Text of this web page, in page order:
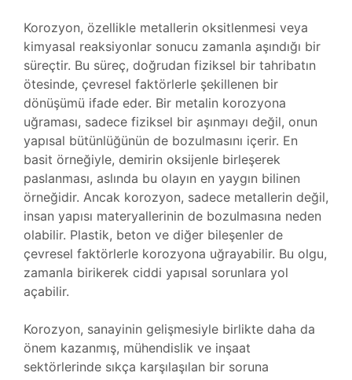
Korozyon, özellikle metallerin oksitlenmesi veya
kimyasal reaksiyonlar sonucu zamanla aşındığı bir
süreçtir. Bu süreç, doğrudan fiziksel bir tahribatın
ötesinde, çevresel faktörlerle şekillenen bir
dönüşümü ifade eder. Bir metalin korozyona
uğraması, sadece fiziksel bir aşınmayı değil, onun
yapısal bütünlüğünün de bozulmasını içerir. En
basit örneğiyle, demirin oksijenle birleşerek
paslanması, aslında bu olayın en yaygın bilinen
örneğidir. Ancak korozyon, sadece metallerin değil,
insan yapısı materyallerinin de bozulmasına neden
olabilir. Plastik, beton ve diğer bileşenler de
çevresel faktörlerle korozyona uğrayabilir. Bu olgu,
zamanla birikerek ciddi yapısal sorunlara yol
açabilir.
Korozyon, sanayinin gelişmesiyle birlikte daha da
önem kazanmış, mühendislik ve inşaat
sektörlerinde sıkça karşılaşılan bir soruna